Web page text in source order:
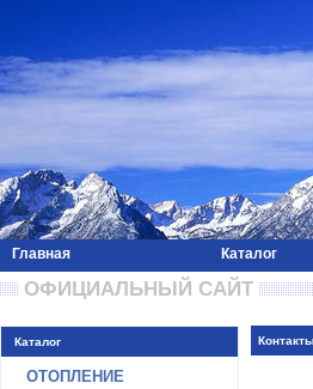
Главная Каталог
ОФИЦИАЛЬНЫЙ САЙТ
Каталог
ОТОПЛЕНИЕ
Контакты